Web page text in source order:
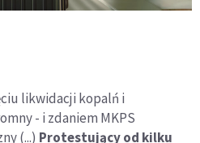
likwidacji kopalń i
- i zdaniem MKPS
(...) Protestujący od kilku